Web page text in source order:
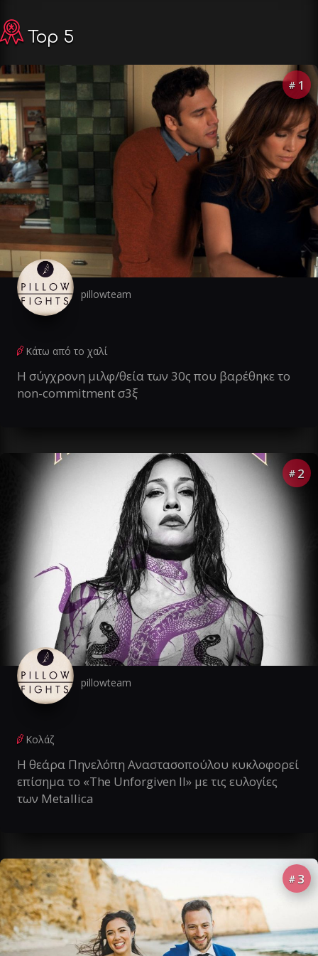
Top 5
# 1
pillowteam
Κάτω από το χαλί
Η σύγχρονη μιλφ/θεία των 30ς που βαρέθηκε το
non-commitment σ3ξ
# 2
pillowteam
Κολάζ
Η θεάρα Πηνελόπη Αναστασοπούλου κυκλοφορεί
επίσημα το «The Unforgiven II» με τις ευλογίες
των Metallica
# 3